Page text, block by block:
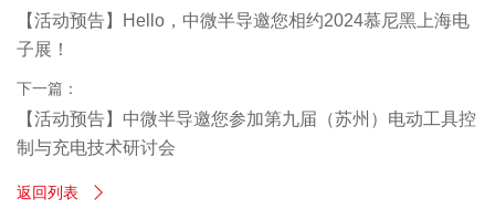
【活动预告】Hello，中微半导邀您相约2024慕尼黑上海电
子展！
下一篇：
【活动预告】中微半导邀您参加第九届（苏州）电动工具控
制与充电技术研讨会
返回列表 